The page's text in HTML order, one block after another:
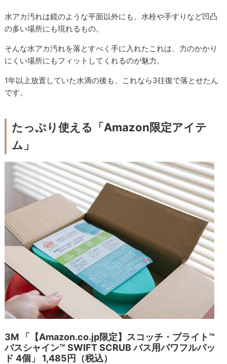
水アカ汚れは鏡のような平面以外にも、水栓や手すりなど凹凸
の多い場所にも現れるもの。
そんな水アカ汚れを落とすべく手に入れたこれは、力のかかり
にくい場所にもフィットしてくれるのが魅力。
1年以上放置していた水滴の後も、これなら3往復で落とせたん
です。
たっぷり使える「Amazon限定アイテ
ム」
3M 「【Amazon.co.jp限定】スコッチ・ブライト™
バスシャイン™ SWIFT SCRUB バス用パワフルパッ
ド 4個」 1,485円（税込）